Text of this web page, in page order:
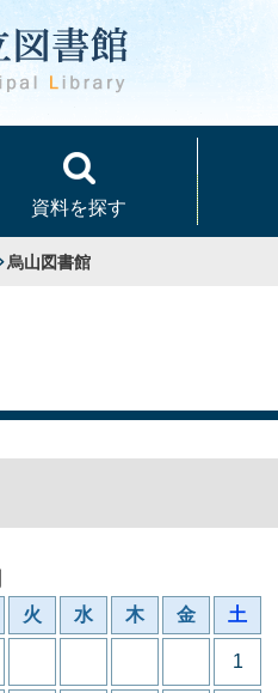
資料を探す
烏山図書館
火 水 木 金 土
1